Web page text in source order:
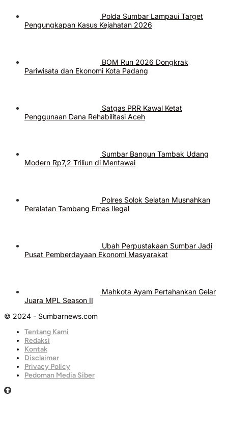
Polda Sumbar Lampaui Target
Pengungkapan Kasus Kejahatan 2026
BOM Run 2026 Dongkrak
Pariwisata dan Ekonomi Kota Padang
Satgas PRR Kawal Ketat
Penggunaan Dana Rehabilitasi Aceh
Sumbar Bangun Tambak Udang
Modern Rp7,2 Triliun di Mentawai
Polres Solok Selatan Musnahkan
Peralatan Tambang Emas Ilegal
Ubah Perpustakaan Sumbar Jadi
Pusat Pemberdayaan Ekonomi Masyarakat
Mahkota Ayam Pertahankan Gelar
Juara MPL Season II
© 2024 - Sumbarnews.com
Tentang Kami
Redaksi
Kontak
Disclaimer
Privacy Policy
Pedoman Media Siber